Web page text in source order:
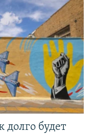
долго будет